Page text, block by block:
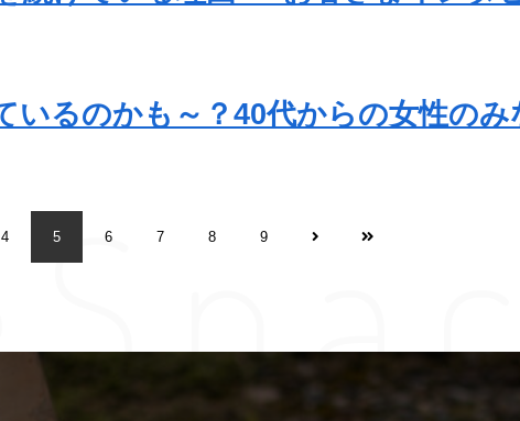
いるのかも～？40代からの女性の
4 5 6 7 8 9